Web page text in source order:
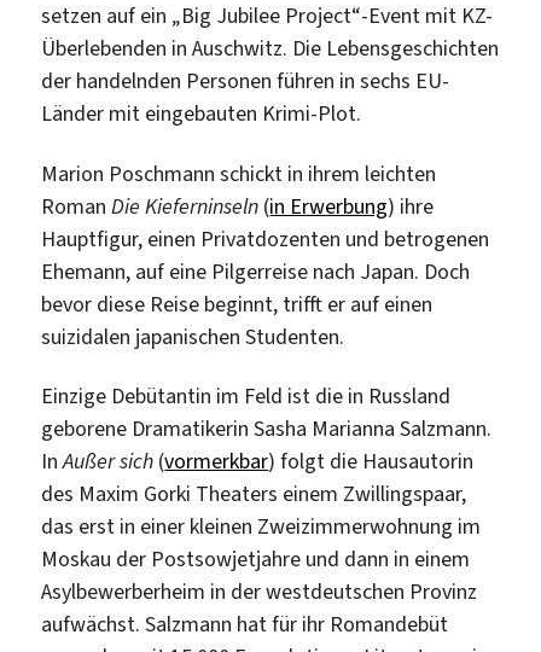
setzen auf ein „Big Jubilee Project“-Event mit KZ-
Überlebenden in Auschwitz. Die Lebensgeschichten
der handelnden Personen führen in sechs EU-
Länder mit eingebauten Krimi-Plot.
Marion Poschmann schickt in ihrem leichten
RomanDie Kieferninseln (in Erwerbung) ihre
Hauptfigur, einen Privatdozenten und betrogenen
Ehemann, auf eine Pilgerreise nach Japan. Doch
bevor diese Reise beginnt, trifft er auf einen
suizidalen japanischen Studenten.
Einzige Debütantin im Feld ist die in Russland
geborene Dramatikerin Sasha Marianna Salzmann.
InAußer sich (vormerkbar) folgt die Hausautorin
des Maxim Gorki Theaters einem Zwillingspaar,
das erst in einer kleinen Zweizimmerwohnung im
Moskau der Postsowjetjahre und dann in einem
Asylbewerberheim in der westdeutschen Provinz
aufwächst. Salzmann hat für ihr Romandebüt